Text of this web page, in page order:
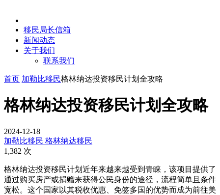
移民局长信箱
新闻动态
关于我们
联系我们
首页 加勒比移民格林纳达投资移民计划全攻略
格林纳达投资移民计划全攻略
2024-12-18
加勒比移民 格林纳达移民
1,382 次
格林纳达投资移民计划近年来越来越受到青睐，该项目提供了
通过购买房产或捐赠来获得公民身份的途径，流程简单且条件
宽松。这个国家以其税收优惠、免签多国的优势而成为前往美